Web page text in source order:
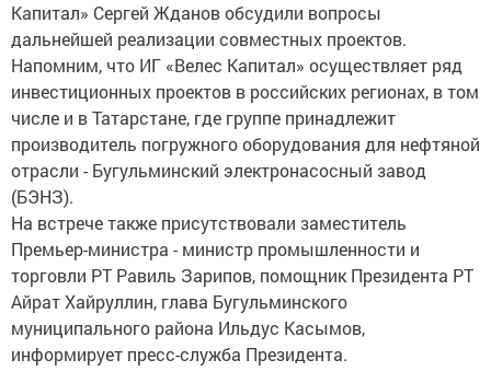
Капитал» Сергей Жданов обсудили вопросы
дальнейшей реализации совместных проектов.
Напомним, что ИГ «Велес Капитал» осуществляет ряд
инвестиционных проектов в российских регионах, в том
числе и в Татарстане, где группе принадлежит
производитель погружного оборудования для нефтяной
отрасли - Бугульминский электронасосный завод
(БЭНЗ).
На встрече также присутствовали заместитель
Премьер-министра - министр промышленности и
торговли РТ Равиль Зарипов, помощник Президента РТ
Айрат Хайруллин, глава Бугульминского
муниципального района Ильдус Касымов,
информирует пресс-служба Президента.